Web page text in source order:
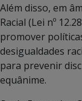
Além disso, em
Racial (Lei nº
promover
desigualdades
para prevenir
equânime.